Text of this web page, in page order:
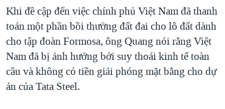
Khi đề cập đến việc chính phủ Việt Nam đã thanh
toán một phần bồi thường đất đai cho lô đất dành
cho tập đoàn Formosa, ông Quang nói rằng Việt
Nam đã bị ảnh hưởng bởi suy thoái kinh tế toàn
cầu và không có tiền giải phóng mặt bằng cho dự
án của Tata Steel.